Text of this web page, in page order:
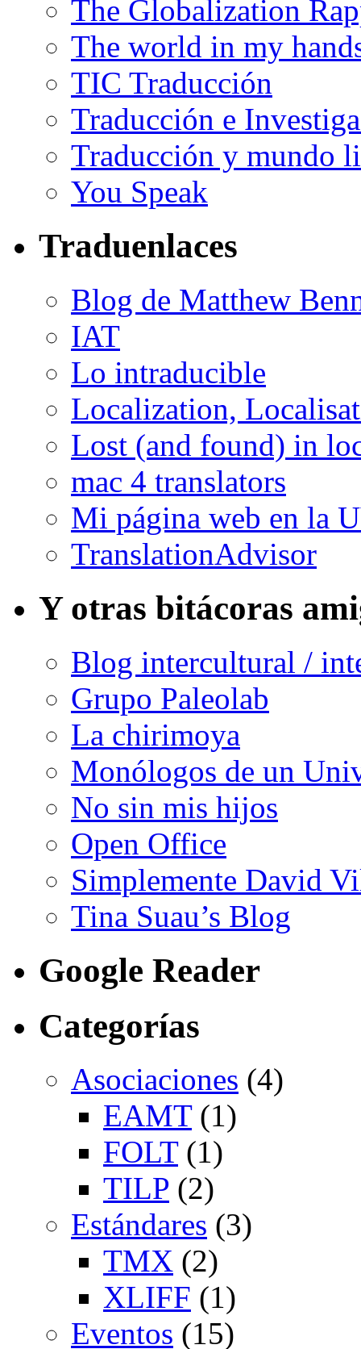
The Globalization
The world in my
TIC Traducción
Traducción e
Traducción y mundo
You Speak
Traduenlaces
Blog de Matthew
IAT
Lo intraducible
Localization,
Lost (and found) in
mac 4 translators
Mi página web en la
TranslationAdvisor
Y otras bitácoras
Blog intercultural /
Grupo Paleolab
La chirimoya
Monólogos de un
No sin mis hijos
Open Office
Simplemente David
Tina Suau’s Blog
Google Reader
Categorías
Asociaciones (4)
EAMT(1)
FOLT(1)
TILP (2)
Estándares (3)
TMX (2)
XLIFF (1)
Eventos (15)